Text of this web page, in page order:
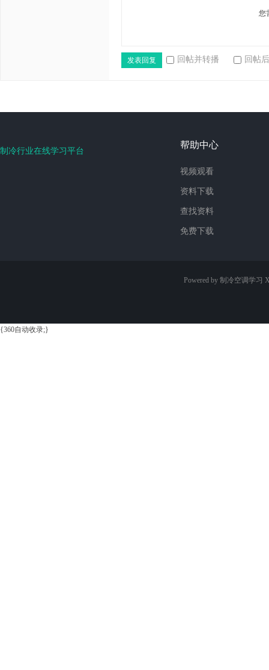
您
发表回复 回帖并转播 回帖
制冷行业在线学习平台
帮助中心
视频观看
资料下载
查找资料
免费下载
Powered by 制冷空调学习
{360自动收录;}